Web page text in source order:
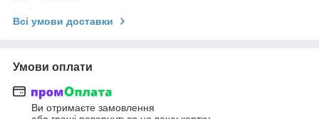
Всі умови доставки
Умови оплати
Ви отримаєте замовлення